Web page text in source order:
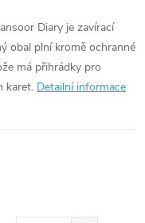
Diary je zavírací
obal plní kromě ochranné
má přihrádky pro
karet. Detailní informace